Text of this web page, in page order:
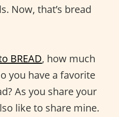
Now, that’s bread
BREAD, how much
you have a favorite
As you share your
like to share mine.